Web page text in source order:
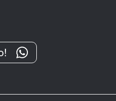
é formado o valor
em cartórios no